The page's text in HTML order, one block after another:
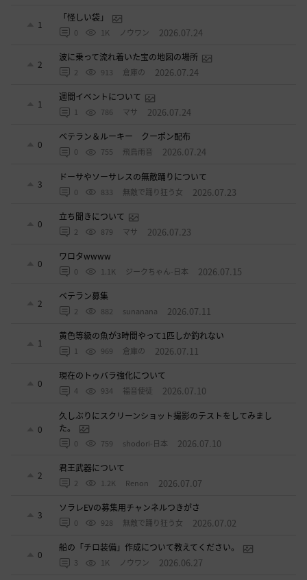
1
「怪しい袋」
0 1K ノウワン 2026.07.24
2
波に乗って流れ着いた宝の地図の場所
2 913 倉庫の 2026.07.24
1
週間イベントについて
1 786 マサ 2026.07.24
0
ベテラン＆ルーキー クーポン配布
0 755 飛鳥雨音 2026.07.24
3
ドーサやソーサレスの無敵踊りについて
0 833 無敵で踊り狂う女 2026.07.23
0
立ち聞きについて
2 879 マサ 2026.07.23
0
ワロタwwww
0 1.1K ジークちゃん-日本 2026.07.15
2
ベテラン募集
2 882 sunanana 2026.07.11
1
黄色等級の魚が3時間やって1匹しか釣れない
1 969 倉庫の 2026.07.11
0
現在のトゥバラ強化について
4 934 福音使徒 2026.07.10
0
久しぶりにスクリーンショット撮影のテストをしてみまし
た。
0 759 shodori-日本 2026.07.10
2
君王武器について
2 1.2K Renon 2026.07.07
3
ソラレEVの募集用チャンネルつきがさ
0 928 無敵で踊り狂う女 2026.07.02
0
船の「チロ装備」作成について教えてください。
3 1K ノウワン 2026.06.27